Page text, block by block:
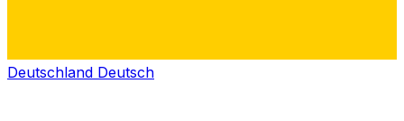
Deutschland Deutsch